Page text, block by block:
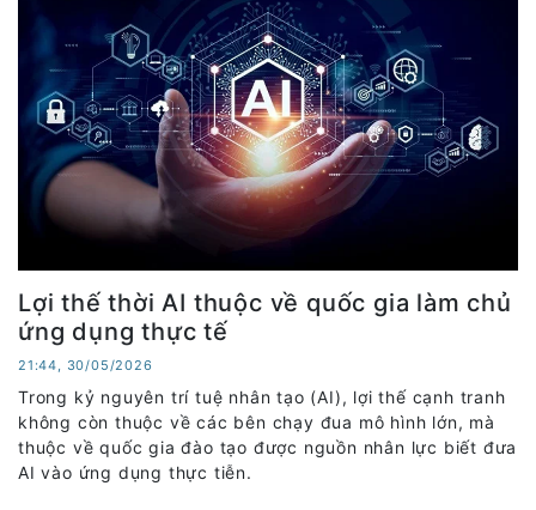
Lợi thế thời AI thuộc về quốc gia làm chủ
ứng dụng thực tế
21:44, 30/05/2026
Trong kỷ nguyên trí tuệ nhân tạo (AI), lợi thế cạnh tranh
không còn thuộc về các bên chạy đua mô hình lớn, mà
thuộc về quốc gia đào tạo được nguồn nhân lực biết đưa
AI vào ứng dụng thực tiễn.